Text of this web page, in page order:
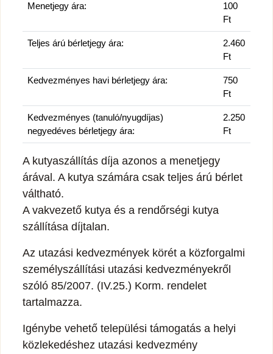
Menetjegy ára:
100
Ft
Teljes árú bérletjegy ára:
2.460
Ft
Kedvezményes havi bérletjegy ára:
750
Ft
Kedvezményes (tanuló/nyugdíjas)
negyedéves bérletjegy ára:
2.250
Ft
A kutyaszállítás díja azonos a menetjegy
árával. A kutya számára csak teljes árú bérlet
váltható.
A vakvezető kutya és a rendőrségi kutya
szállítása díjtalan.
Az utazási kedvezmények körét a közforgalmi
személyszállítási utazási kedvezményekről
szóló 85/2007. (IV.25.) Korm. rendelet
tartalmazza.
Igénybe vehető települési támogatás a helyi
közlekedéshez utazási kedvezmény